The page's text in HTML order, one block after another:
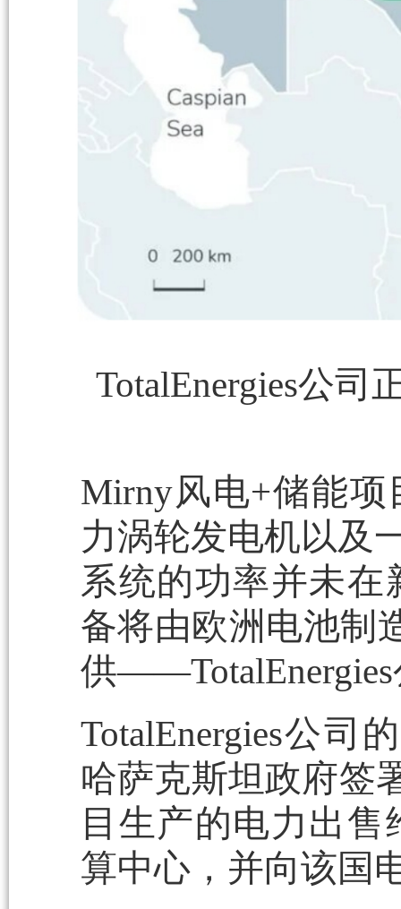
TotalEnergies公
Mirny风电+储能项
力涡轮发电机以及
系统的功率并未
备将由欧洲电池制
供
TotalEnergies公司
哈萨克斯坦政府签
目生产的电力出
算中心，并向该国